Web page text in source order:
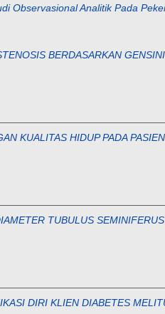
Observasional Analitik Pada
BERDASARKAN
KUALITAS HIDUP PADA
TUBULUS
DIRI KLIEN DIABETES